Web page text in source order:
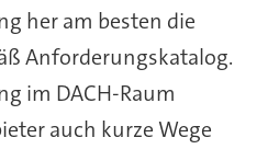
her am besten die
Anforderungskatalog.
im DACH-Raum
auch kurze Wege